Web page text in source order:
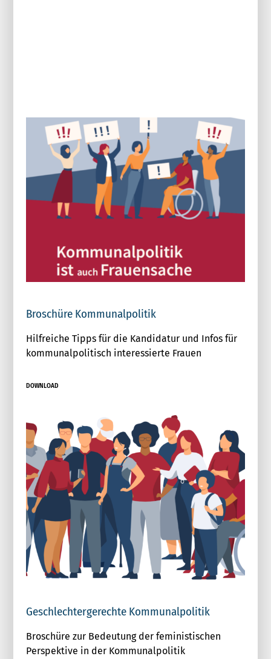
Broschüre Kommunalpolitik
Hilfreiche Tipps für die Kandidatur und Infos für
kommunalpolitisch interessierte Frauen
DOWNLOAD
Geschlechtergerechte Kommunalpolitik
Broschüre zur Bedeutung der feministischen
Perspektive in der Kommunalpolitik